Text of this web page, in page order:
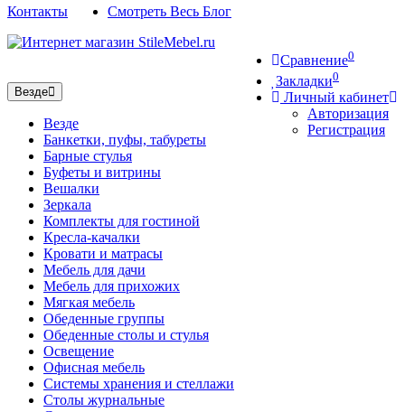
Контакты
Смотреть Весь Блог
Сравнение0
Закладки0
Личный кабинет
Авторизация
Регистрация
Везде
Везде
Банкетки, пуфы, табуреты
Барные стулья
Буфеты и витрины
Вешалки
Зеркала
Комплекты для гостиной
Кресла-качалки
Кровати и матрасы
Мебель для дачи
Мебель для прихожих
Мягкая мебель
Обеденные группы
Обеденные столы и стулья
Освещение
Офисная мебель
Системы хранения и стеллажи
Столы журнальные